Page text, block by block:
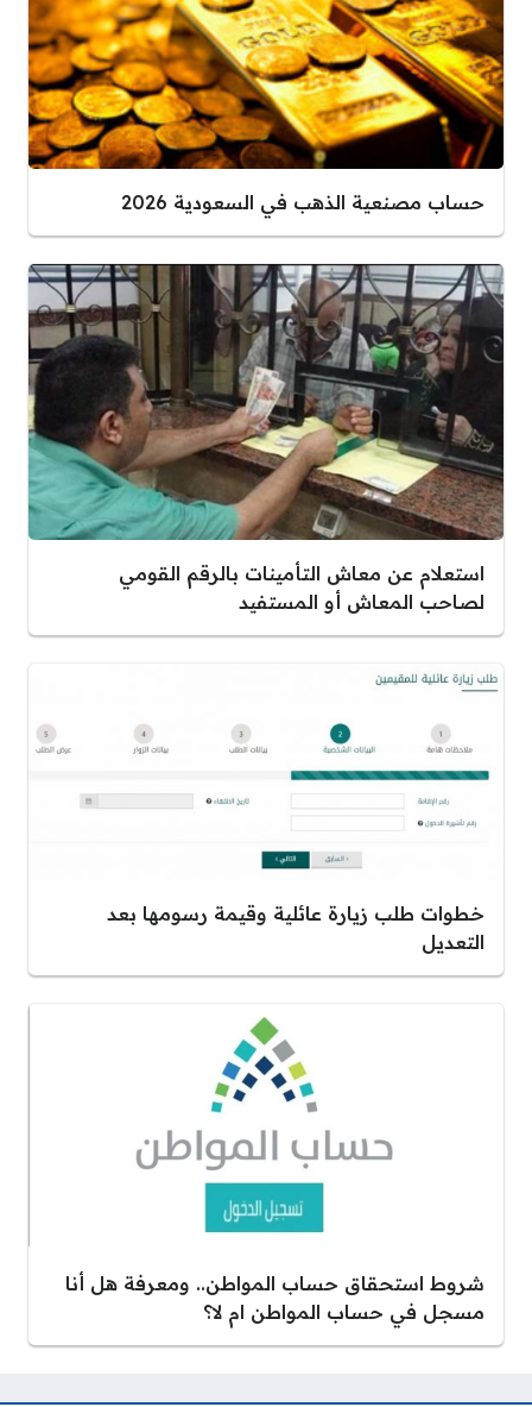
حساب مصنعية الذهب في السعودية 2026
استعلام عن معاش التأمينات بالرقم القومي
لصاحب المعاش أو المستفيد
خطوات طلب زيارة عائلية وقيمة رسومها بعد
التعديل
شروط استحقاق حساب المواطن.. ومعرفة هل أنا
مسجل في حساب المواطن ام لا؟